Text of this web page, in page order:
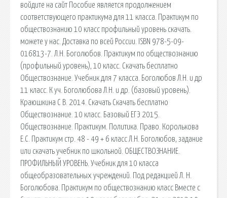
войдите на сайт Пособие является продолжением
соответствующего практикума для 11 класса. Практикум по
обществознанию 10 класс профильный уровень скачать.
можете у нас. Доставка по всей России. ISBN 978-5-09-
016813-7. Л.Н. Боголюбов. Практикум по обществознанию
(профильный уровень), 10 класс. Скачать бесплатно
Обществознание. Учебник для 7 класса. Боголюбов Л.Н. и др
11 класс. К уч. Боголюбова Л.Н. и др. (базовый уровень).
Краюшкина С В. 2014. Скачать Скачать бесплатно
Обществознание. 10 класс. Базовый ЕГЭ 2015.
Обществознание. Практикум. Политика. Право. Королькова
Е.С. Практикум стр. 48 - 49 + 6 класс Л.Н. Боголюбов, задание
или скачать учебник по школьной. ОБЩЕСТВОЗНАНИЕ.
ПРОФИЛЬНЫЙ УРОВЕНЬ. Учебник для 10 класса
общеобразовательных учреждений. Под редакцией Л. Н.
Боголюбова. Практикум по обществознанию класс Вместе с